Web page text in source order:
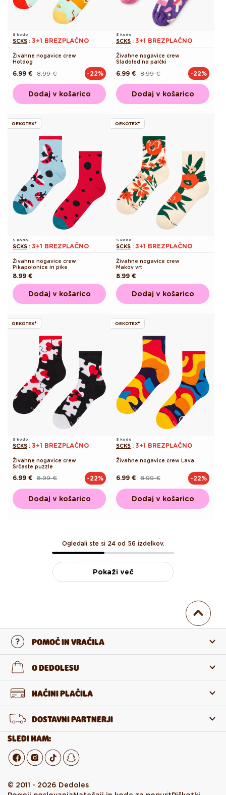
S kodo
SCKS : 3+1 BREZPLAČNO
Živahne nogavice crew
Hotdog
Redna 8.99 €
Akcijska
6.99 € -22%
Dodaj v košarico
S kodo
SCKS : 3+1 BREZPLAČNO
Živahne nogavice crew
Sladoled na palčki
Redna 8.99 €
Akcijska
6.99 € -22%
Dodaj v košarico
OEKOTEX®
S kodo
SCKS : 3+1 BREZPLAČNO
Živahne nogavice crew
Pikapolonice in pike
Redna
cena
8.99 €
Dodaj v košarico
OEKOTEX®
S kodo
SCKS : 3+1 BREZPLAČNO
Živahne nogavice crew
Makov vrt
Redna
cena
8.99 €
Dodaj v košarico
OEKOTEX®
S kodo
SCKS : 3+1 BREZPLAČNO
Živahne nogavice crew
Srčaste puzzle
Redna 8.99 €
Akcijska
6.99 € -22%
Dodaj v košarico
OEKOTEX®
S kodo
SCKS : 3+1 BREZPLAČNO
Živahne nogavice crew Lava
Redna 8.99 €
Akcijska
6.99 € -22%
Dodaj v košarico
Ogledali ste si 24 od 56 izdelkov.
Pokaži več
POMOČ IN VRAČILA
Stopi v stik z nami
Vračilo in reklamacija
Odstop od pogodbe
O DEDOLESU
O nas
Veleprodaja
NAČINI PLAČILA
DOSTAVNI PARTNERJI
SLEDI NAM:
© 2011 - 2026 Dedoles